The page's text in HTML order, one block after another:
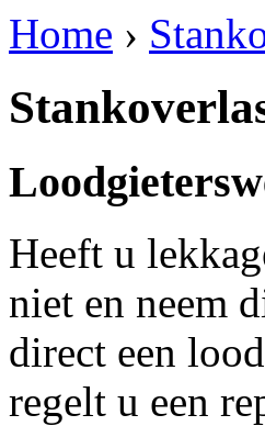
Home ›
Heeft u
niet en neem
direct een
regelt u een